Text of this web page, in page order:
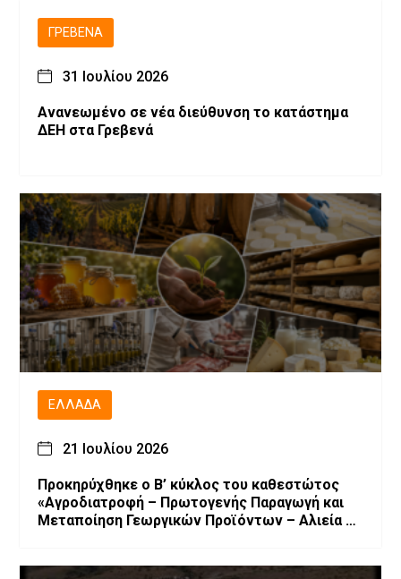
ΓΡΕΒΕΝΆ
31 Ιουλίου 2026
Ανανεωμένο σε νέα διεύθυνση το κατάστημα
ΔΕΗ στα Γρεβενά
ΕΛΛΆΔΑ
21 Ιουλίου 2026
Προκηρύχθηκε ο Β’ κύκλος του καθεστώτος
«Αγροδιατροφή – Πρωτογενής Παραγωγή και
Μεταποίηση Γεωργικών Προϊόντων – Αλιεία –